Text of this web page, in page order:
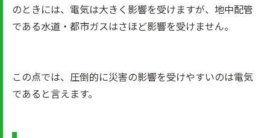
のときには、電気は大きく影響を受けますが、地中配管
である水道・都市ガスはさほど影響を受けません。
この点では、圧倒的に災害の影響を受けやすいのは電気
であると言えます。